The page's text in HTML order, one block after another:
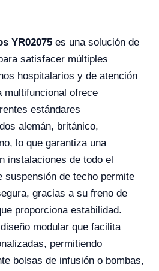
YR02075 es una solución de
satisfacer múltiples
hospitalarios y de atención
multifuncional ofrece
estándares
alemán, británico,
lo que garantiza una
instalaciones de todo el
suspensión de techo permite
gracias a su freno de
proporciona estabilidad.
modular que facilita
permitiendo
bolsas de infusión o bombas,